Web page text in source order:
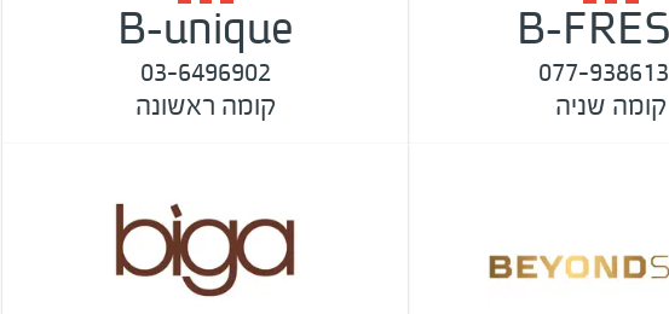
B-
077-
קומה שניה
B-unique
03-6496902
קומה ראשונה